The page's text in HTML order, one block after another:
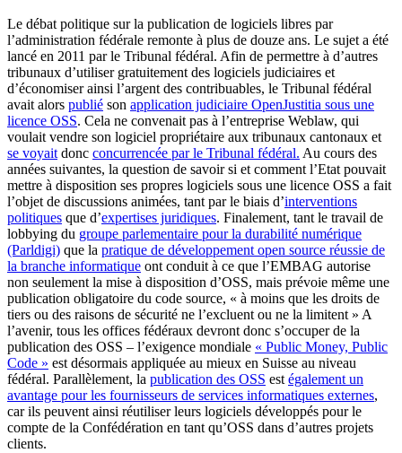
Le débat politique sur la publication de logiciels libres par
l’administration fédérale remonte à plus de douze ans. Le sujet a été
lancé en 2011 par le Tribunal fédéral. Afin de permettre à d’autres
tribunaux d’utiliser gratuitement des logiciels judiciaires et
d’économiser ainsi l’argent des contribuables, le Tribunal fédéral
avait alors publié son application judiciaire OpenJustitia sous une
licence OSS. Cela ne convenait pas à l’entreprise Weblaw, qui
voulait vendre son logiciel propriétaire aux tribunaux cantonaux et
se voyaitdonc concurrencée par le Tribunal fédéral. Au cours des
années suivantes, la question de savoir si et comment l’Etat pouvait
mettre à disposition ses propres logiciels sous une licence OSS a fait
l’objet de discussions animées, tant par le biais d’interventions
politiques que d’expertises juridiques. Finalement, tant le travail de
lobbying du groupe parlementaire pour la durabilité numérique
(Parldigi) que la pratique de développement open source réussie de
la branche informatique ont conduit à ce que l’EMBAG autorise
non seulement la mise à disposition d’OSS, mais prévoie même une
publication obligatoire du code source, « à moins que les droits de
tiers ou des raisons de sécurité ne l’excluent ou ne la limitent » A
l’avenir, tous les offices fédéraux devront donc s’occuper de la
publication des OSS – l’exigence mondiale « Public Money, Public
Code » est désormais appliquée au mieux en Suisse au niveau
fédéral. Parallèlement, la publication des OSS estégalement un
avantage pour les fournisseurs de services informatiques externes,
car ils peuvent ainsi réutiliser leurs logiciels développés pour le
compte de la Confédération en tant qu’OSS dans d’autres projets
clients.